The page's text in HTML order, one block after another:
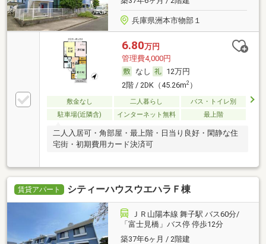
兵庫県洲本市物部１
6.80万円
管理費4,000円
なし
12万円
2階 / 2DK（45.26m2）
敷金なし 二人暮らし
バス・トイレ別
駐車場(近隣含)
インターネット無料 最上階
二人入居可・角部屋・最上階・日当り良好・閑静な住
宅街・初期費用カード決済可
賃貸アパート シティーハウスウエハラＦ棟
ＪＲ山陽本線 舞子駅 バス60分/
「富士見橋」バス停 停歩12分
築37年6ヶ月 / 2階建